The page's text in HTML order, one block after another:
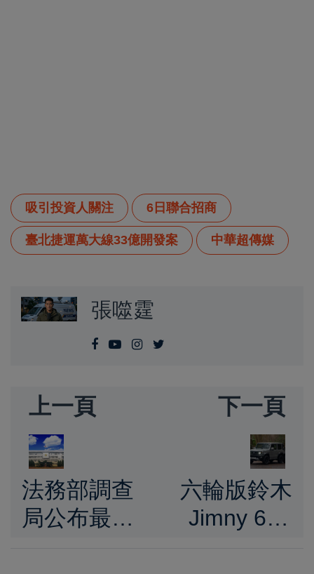
吸引投資人關注 6日聯合招商
臺北捷運萬大線33億開發案 中華超傳媒
張噬霆
上一頁
法務部調查
局公布最新
下一頁
六輪版鈴木
Jimny 6×4